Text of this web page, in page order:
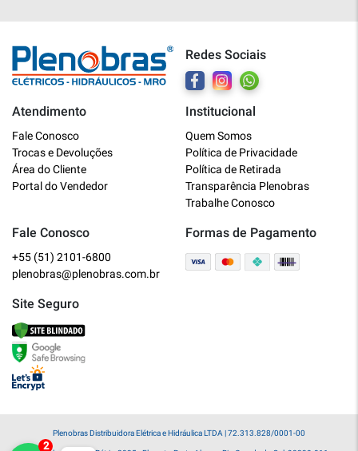
Redes Sociais
Atendimento
Fale Conosco
Trocas e Devoluções
Área do Cliente
Portal do Vendedor
Institucional
Quem Somos
Política de Privacidade
Política de Retirada
Transparência Plenobras
Trabalhe Conosco
Fale Conosco
+55 (51) 2101-6800
plenobras@plenobras.com.br
Formas de Pagamento
Site Seguro
Plenobras Distribuidora Elétrica e Hidráulica LTDA | 72.313.828/0001-00
Online
Bem vindo a Plenobras! Aqui você
encontra toda a linha de materiais
O que você deseja?